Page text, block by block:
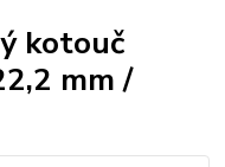
kotouč
mm /